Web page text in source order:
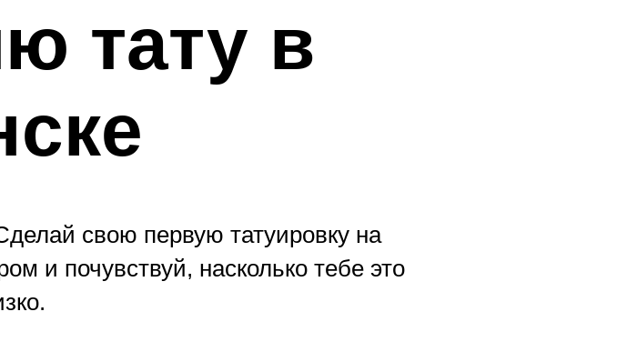
тату в
свою первую татуировку на
и почувствуй, насколько тебе это